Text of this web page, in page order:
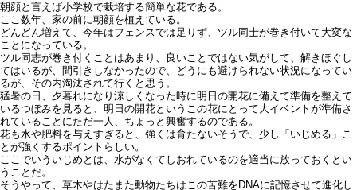
朝顔と言えば小学校で栽培する簡単な花である。
ここ数年、家の前に朝顔を植えている。
どんどん増えて、今年はフェンスでは足りず、ツル同士が巻き付いて大変な
ことになっている。
ツル同志が巻き付くことはあまり、良いことではない気がして、解きほぐし
てはいるが、間引きしなかったので、どうにも避けられない状況になってい
るが、その内淘汰されて行くと思う。
猛暑の日、夕暮れになり涼しくなった時に明日の開花に備えて準備を整えて
いるつぼみを見ると、明日の開花というこの花にとって大イベントが準備さ
れていることにただ一人、ちょっと興奮するのである。
花も水や肥料を与えすぎると、強くは育たないそうで、少し「いじめる」こ
とが強くするポイントらしい。
ここでいういじめとは、水がなくてしおれているのを適当に放っておくとい
うことだ。
そうやって、草木やはたまた動物たちはこの苦難をDNAに記憶させて進化し